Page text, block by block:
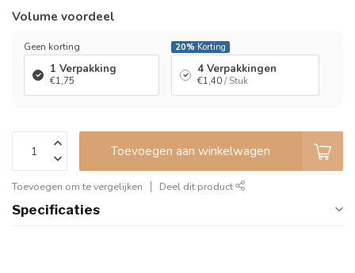
Volume voordeel
Geen korting
1 Verpakking
€1,75
20% Korting
4 Verpakkingen
€1,40/ Stuk
Toevoegen aan winkelwagen
Toevoegen om te vergelijken Deel dit product
Specificaties